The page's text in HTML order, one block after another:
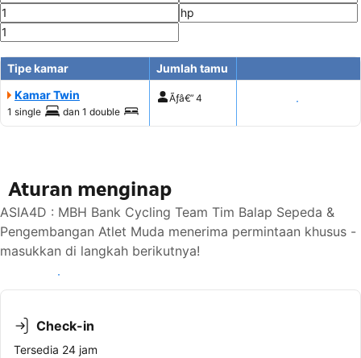
Tipe kamar
Jumlah tamu
Kamar Twin
1 single dan 1 double
Ãƒâ€” 4 Tampilkan harga
Aturan menginap
ASIA4D : MBH Bank Cycling Team Tim Balap Sepeda &
Pengembangan Atlet Muda menerima permintaan khusus -
masukkan di langkah berikutnya!
Lihat ketersediaan
Check-in
Tersedia 24 jam